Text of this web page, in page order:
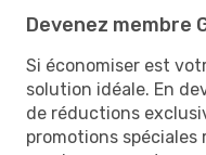
Devenez membre
Si économiser est
solution idéale. En
de réductions
promotions spéciales